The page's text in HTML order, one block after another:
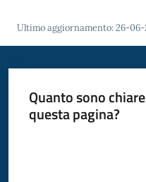
San
Donato
Milanese
Ultimo aggiornamento:26-06-
Quanto sono
questa pagina?